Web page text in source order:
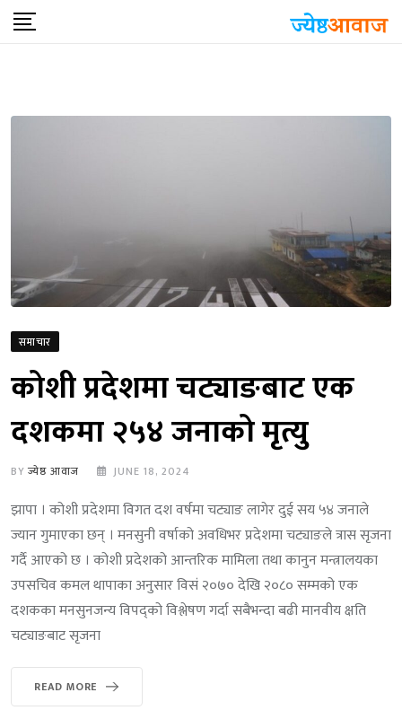
Skip
समाचार
कोशी प्रदेशमा चट्याङबाट एक
दशकमा २५४ जनाको मृत्यु
BYज्येष्ठ आवाज JUNE 18, 2024
झापा । कोशी प्रदेशमा विगत दश वर्षमा चट्याङ लागेर दुई सय ५४ जनाले
ज्यान गुमाएका छन् । मनसुनी वर्षाको अवधिभर प्रदेशमा चट्याङले त्रास सृजना
गर्दै आएको छ । कोशी प्रदेशको आन्तरिक मामिला तथा कानुन मन्त्रालयका
उपसचिव कमल थापाका अनुसार विसं २०७० देखि २०८० सम्मको एक
दशकका मनसुनजन्य विपद्को विश्लेषण गर्दा सबैभन्दा बढी मानवीय क्षति
चट्याङबाट सृजना
READ MORE